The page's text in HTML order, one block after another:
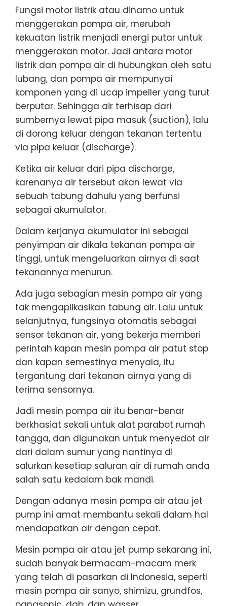
Fungsi motor listrik atau dinamo untuk
menggerakan pompa air, merubah
kekuatan listrik menjadi energi putar untuk
menggerakan motor. Jadi antara motor
listrik dan pompa air di hubungkan oleh satu
lubang, dan pompa air mempunyai
komponen yang di ucap impeller yang turut
berputar. Sehingga air terhisap dari
sumbernya lewat pipa masuk (suction), lalu
di dorong keluar dengan tekanan tertentu
via pipa keluar (discharge).
Ketika air keluar dari pipa discharge,
karenanya air tersebut akan lewat via
sebuah tabung dahulu yang berfunsi
sebagai akumulator.
Dalam kerjanya akumulator ini sebagai
penyimpan air dikala tekanan pompa air
tinggi, untuk mengeluarkan airnya di saat
tekanannya menurun.
Ada juga sebagian mesin pompa air yang
tak mengaplikasikan tabung air. Lalu untuk
selanjutnya, fungsinya otomatis sebagai
sensor tekanan air, yang bekerja memberi
perintah kapan mesin pompa air patut stop
dan kapan semestinya menyala, itu
tergantung dari tekanan airnya yang di
terima sensornya.
Jadi mesin pompa air itu benar-benar
berkhasiat sekali untuk alat parabot rumah
tangga, dan digunakan untuk menyedot air
dari dalam sumur yang nantinya di
salurkan kesetiap saluran air di rumah anda
salah satu kedalam bak mandi.
Dengan adanya mesin pompa air atau jet
pump ini amat membantu sekali dalam hal
mendapatkan air dengan cepat.
Mesin pompa air atau jet pump sekarang ini,
sudah banyak bermacam-macam merk
yang telah di pasarkan di Indonesia, seperti
mesin pompa air sanyo, shimizu, grundfos,